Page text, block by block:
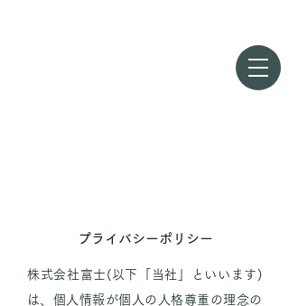
プライバシーポリシー
株式会社富士(以下「当社」といいます)
は、個人情報が個人の人格尊重の理念の